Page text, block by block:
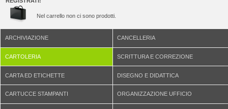
Nel carrello non ci sono prodotti.
ARCHIVIAZIONE CANCELLERIA
CARTOLERIA SCRITTURA E CORREZIONE
CARTA ED ETICHETTE DISEGNO E DIDATTICA
CARTUCCE STAMPANTI ORGANIZZAZIONE UFFICIO